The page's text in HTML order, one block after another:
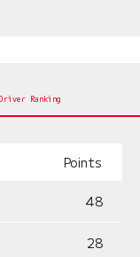
Driver Ranking
Points
48
28